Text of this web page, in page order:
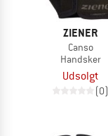
ZIENER
Canso
Handsker
Udsolgt
(0)